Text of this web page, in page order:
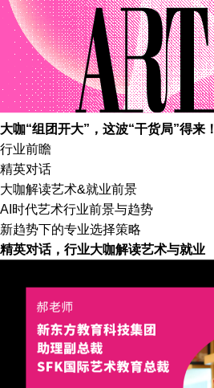
大咖“组团开大”，这波“干货局”得来！
行业前瞻
精英对话
大咖解读艺术&就业前景
AI时代艺术行业前景与趋势
新趋势下的专业选择策略
精英对话，行业大咖解读艺术与就业